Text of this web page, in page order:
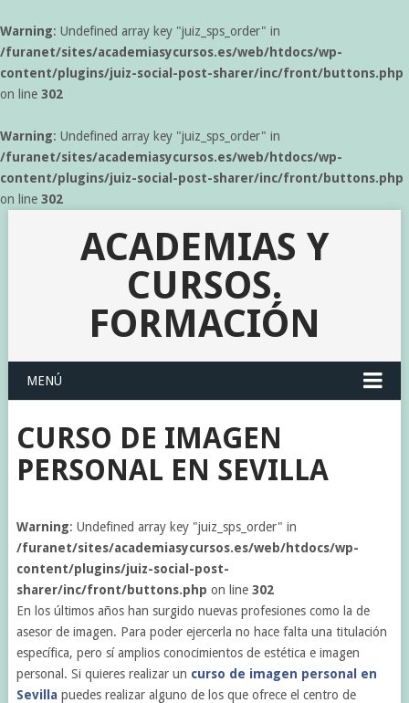
Warning: Undefined array key "juiz_sps_order" in
/furanet/sites/academiasycursos.es/web/htdocs/wp-
content/plugins/juiz-social-post-sharer/inc/front/buttons.php
on line 302
Warning: Undefined array key "juiz_sps_order" in
/furanet/sites/academiasycursos.es/web/htdocs/wp-
content/plugins/juiz-social-post-sharer/inc/front/buttons.php
on line 302
ACADEMIAS Y
CURSOS.
FORMACIÓN
MENÚ
CURSO DE IMAGEN
PERSONAL EN SEVILLA
Warning: Undefined array key "juiz_sps_order" in
/furanet/sites/academiasycursos.es/web/htdocs/wp-
content/plugins/juiz-social-post-
sharer/inc/front/buttons.php on line 302
En los últimos años han surgido nuevas profesiones como la de
asesor de imagen. Para poder ejercerla no hace falta una titulación
específica, pero sí amplios conocimientos de estética e imagen
personal. Si quieres realizar un curso de imagen personal en
Sevillapuedes realizar alguno de los que ofrece el centro de